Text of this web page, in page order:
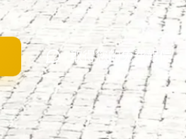
取得您的免費報價